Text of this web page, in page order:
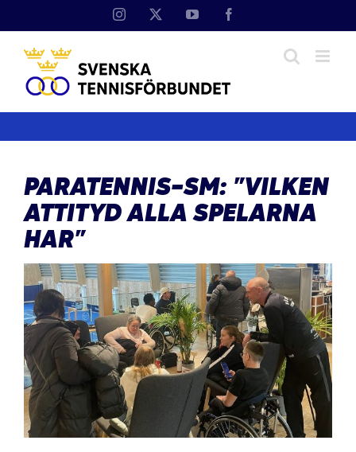
Instagram YouTube
PARATENNIS-SM: ”VILKEN
ATTITYD ALLA SPELARNA
HAR”